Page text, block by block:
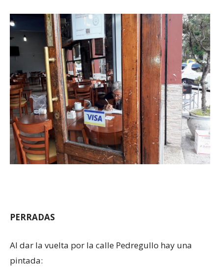
PERRADAS
Al dar la vuelta por la calle Pedregullo hay una
pintada: